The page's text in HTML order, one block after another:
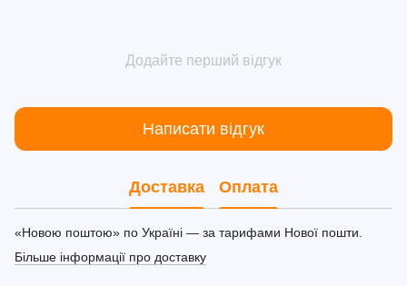
Додайте перший відгук
Написати відгук
Доставка Оплата
«Новою поштою» по Україні — за тарифами Нової пошти.
Більше інформації про доставку